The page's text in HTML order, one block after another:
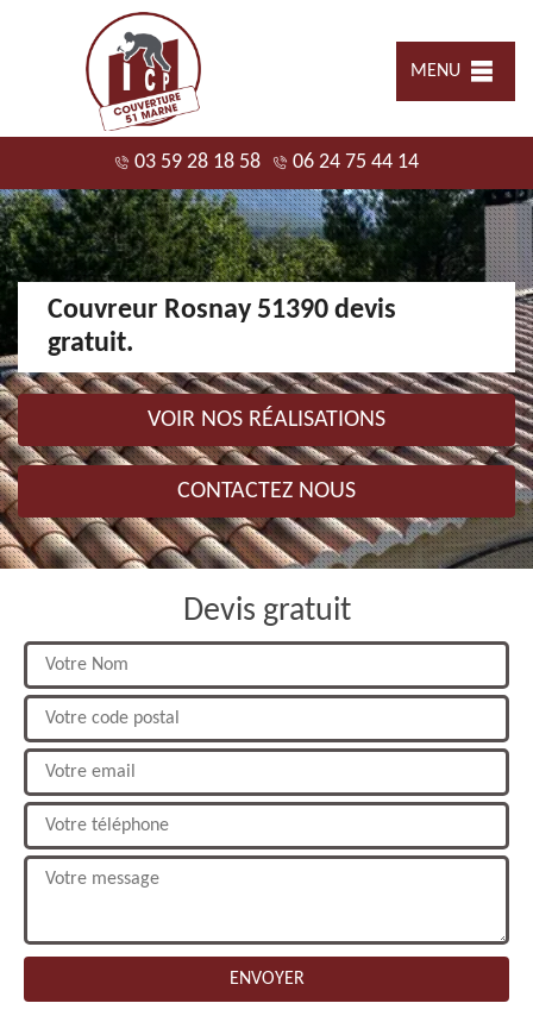
MENU
03 59 28 18 58 06 24 75 44 14
Couvreur Rosnay 51390 devis
gratuit.
VOIR NOS RÉALISATIONS
CONTACTEZ NOUS
Devis gratuit